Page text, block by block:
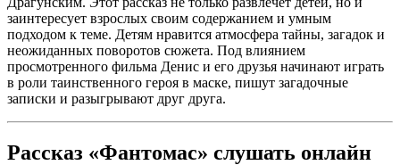
заинтересует взрослых своим содержанием и умным
подходом к теме. Детям нравится атмосфера тайны, загадок и
неожиданных поворотов сюжета. Под влиянием
просмотренного фильма Денис и его друзья начинают играть
в роли таинственного героя в маске, пишут загадочные
записки и разыгрывают друг друга.
Рассказ «Фантомас» слушать онлайн